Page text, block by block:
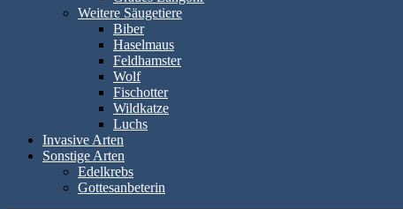
Weitere Säugetiere
Biber
Haselmaus
Feldhamster
Wolf
Fischotter
Wildkatze
Luchs
Invasive Arten
Sonstige Arten
Edelkrebs
Gottesanbeterin